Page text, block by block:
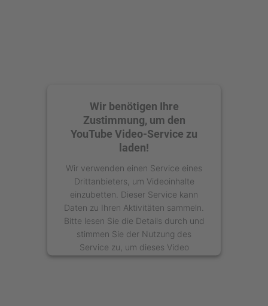
Wir benötigen Ihre
Zustimmung, um den
YouTube Video-Service zu
laden!
Wir verwenden einen Service eines
Drittanbieters, um Videoinhalte
einzubetten. Dieser Service kann
Daten zu Ihren Aktivitäten sammeln.
Bitte lesen Sie die Details durch und
stimmen Sie der Nutzung des
Service zu, um dieses Video
anzusehen.